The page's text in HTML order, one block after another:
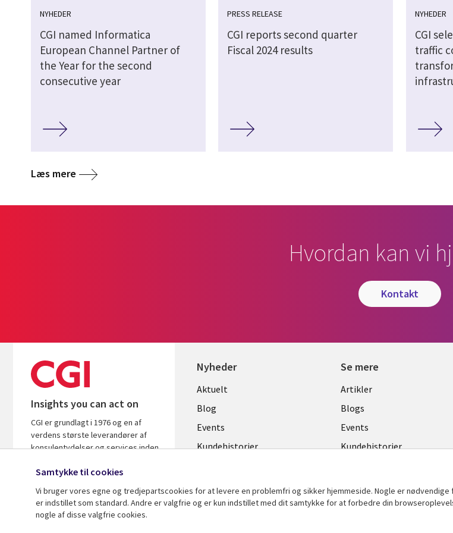
NYHEDER
CGI named Informatica
European Channel Partner of
the Year for the second
consecutive year
PRESS RELEASE
CGI reports second quarter
Fiscal 2024 results
NYHEDER
CGI
traffic
Læs mere
Hvordan kan vi
kontakt
Insights you can act on
CGI er grundlagt i 1976 og en af
verdens største leverandører af
konsulentydelser og services inden
leverer indsigt og løsninger, der
Nyheder
Useful
links
DENMARK
Aktuelt
Blog
Events
Kundehistorier
Se mere
Library
Links
DENMARK
Artikler
Blogs
Events
Kundehistorier
Se flere
Samtykke til cookies
Vi bruger vores egne og tredjepartscookies for at levere en problemfri og sikker hjemmeside. Nogle er
er indstillet som standard. Andre er valgfrie og er kun indstillet med dit samtykke for at forbedre din
nogle af disse valgfrie cookies.